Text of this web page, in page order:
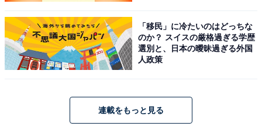
「移民」に冷たいのはどっちな
のか？ スイスの厳格過ぎる学歴
選別と、日本の曖昧過ぎる外国
人政策
連載をもっと見る